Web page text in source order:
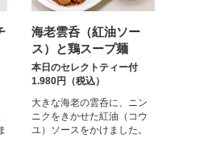
海老雲呑（紅油ソー
ス）と鶏スープ麺
本日のセレクトティー付
1.980円（税込）
大きな海老の雲呑に、ニン
ニクをきかせた紅油（コウ
ユ）ソースをかけました。